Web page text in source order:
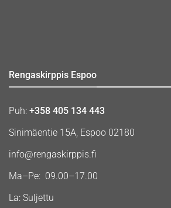
Rengaskirppis Espoo
Puh: +358 405 134 443
Sinimäentie 15A, Espoo 02180
info@rengaskirppis.fi
Ma–Pe: 09.00–17.00
La: Suljettu